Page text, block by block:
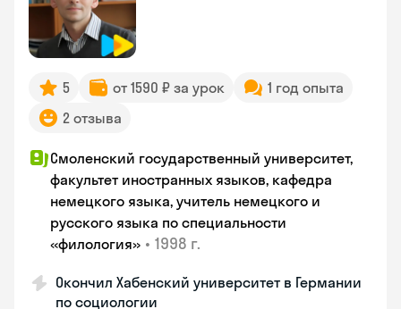
5 от 1590 ₽ за урок
1 год опыта
2 отзыва
Смоленский государственный университет,
факультет иностранных языков, кафедра
немецкого языка, учитель немецкого и
русского языка по специальности
«филология» • 1998 г.
Окончил Хабенский университет в Германии
по социологии